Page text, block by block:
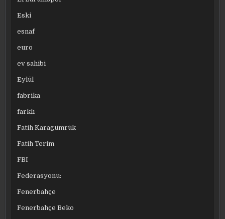
Eski
esnaf
euro
ev sahibi
Eylül
fabrika
farklı
Fatih Karagümrük
Fatih Terim
FBI
Federasyonu:
Fenerbahçe
Fenerbahçe Beko